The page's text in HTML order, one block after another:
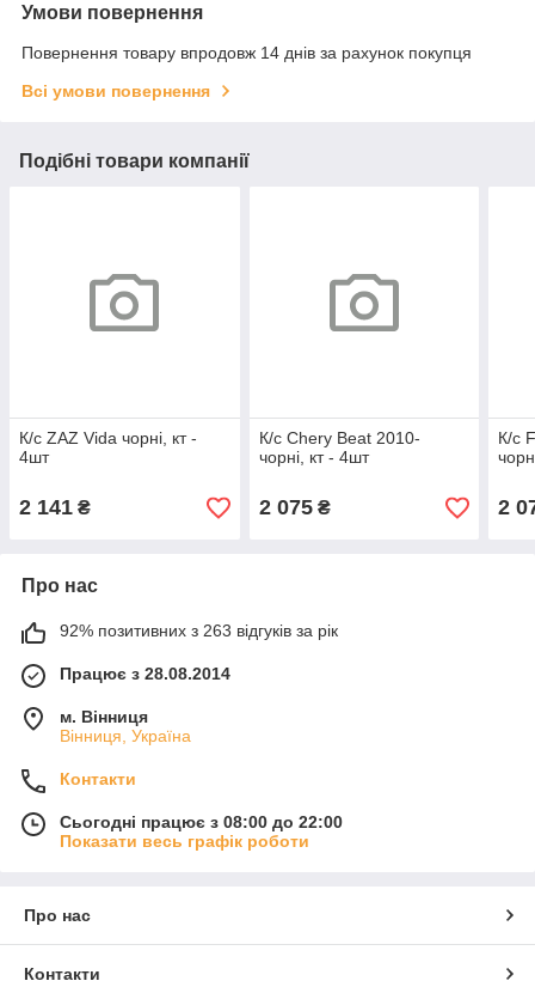
Умови повернення
Повернення товару впродовж 14 днів за рахунок покупця
Всі умови повернення
Подібні товари компанії
К/с ZAZ Vida чорні, кт -
4шт
2 141 ₴
К/с Chery Beat 2010-
чорні, кт - 4шт
2 075₴
К/с
2
Про нас
92% позитивних з 263 відгуків за рік
Працює з 28.08.2014
м. Вінниця
Вінниця, Україна
Контакти
Сьогодні працює з 08:00 до 22:00
Показати весь графік роботи
Про нас
Контакти